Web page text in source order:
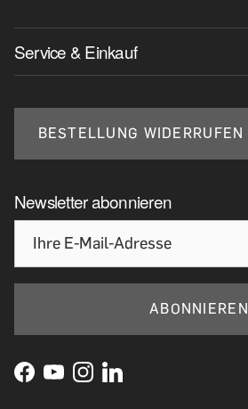
Service & Einkauf
BESTELLUNG WIDERRUFEN
Newsletter abonnieren
ABONNIEREN